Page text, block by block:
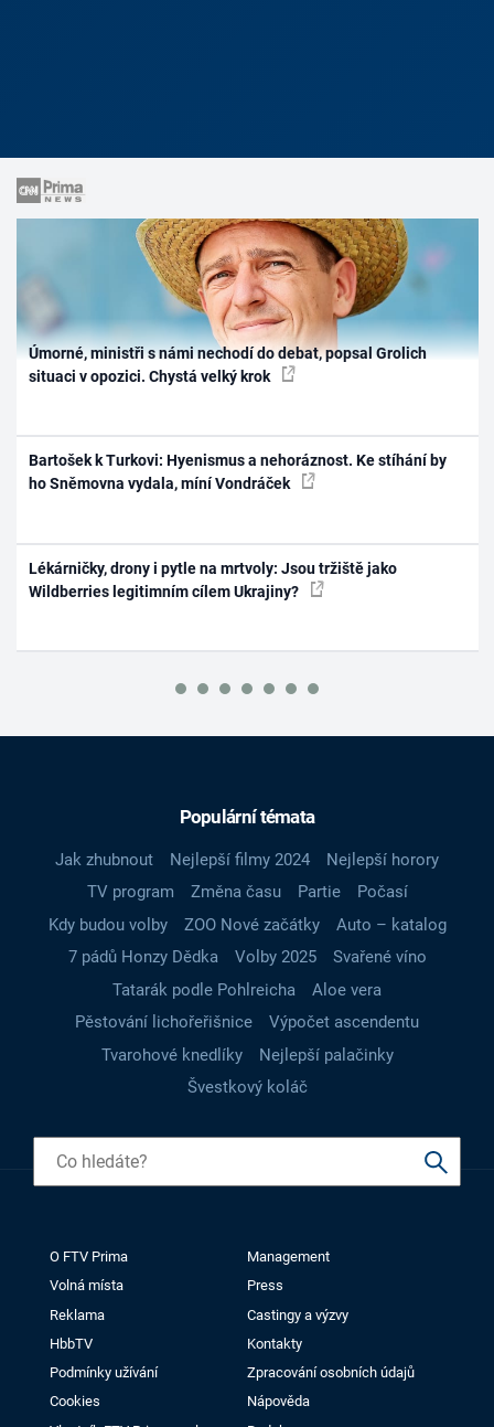
Úmorné, ministři s námi nechodí do debat, popsal Grolich
situaci v opozici. Chystá velký krok
Bartošek k Turkovi: Hyenismus a nehoráznost. Ke stíhání by
ho Sněmovna vydala, míní Vondráček
Lékárničky, drony i pytle na mrtvoly: Jsou tržiště jako
Wildberries legitimním cílem Ukrajiny?
Populární témata
Jak zhubnout Nejlepší filmy 2024
Nejlepší horory
TV program
Změna času Partie
Počasí
Kdy budou volby
ZOO Nové začátky
Auto – katalog
7 pádů Honzy Dědka
Volby 2025
Svařené víno
Tatarák podle Pohlreicha
Aloe vera
Pěstování lichořeřišnice
Výpočet ascendentu
Tvarohové knedlíky
Nejlepší palačinky
Švestkový koláč
O FTV Prima
Management
Volná místa
Press
Reklama
Castingy a výzvy
HbbTV
Kontakty
Podmínky užívání
Zpracování osobních údajů
Cookies
Nápověda